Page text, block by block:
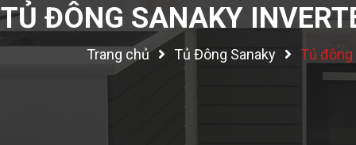
TỦ ĐÔNG SANAKY
Trang chủ Tủ Đông Sanaky Tủ đông